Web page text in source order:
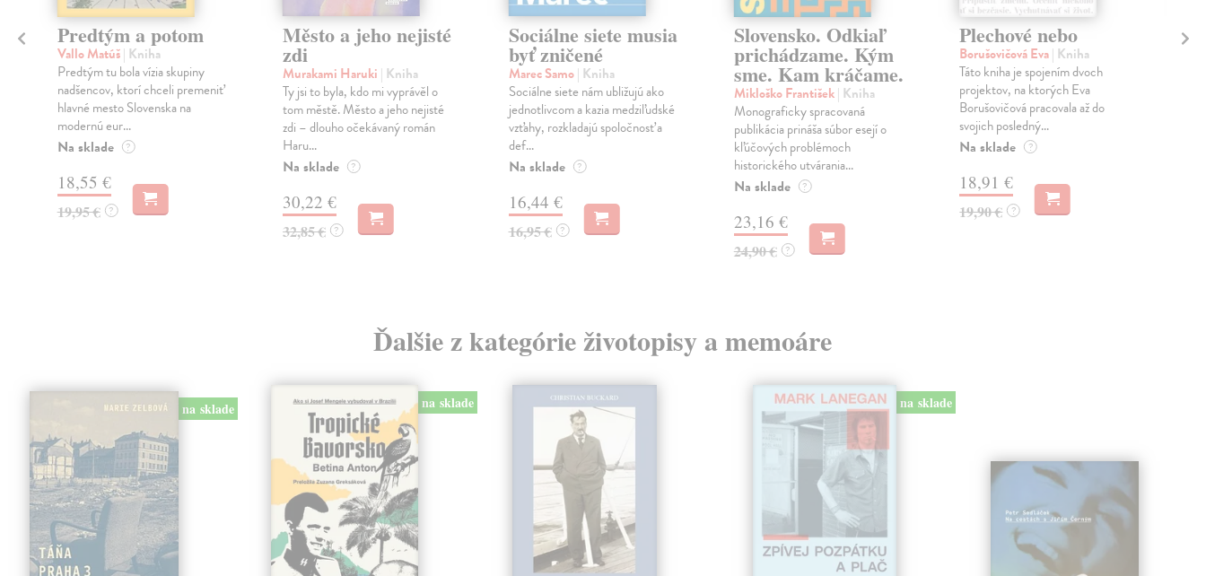
Predtým a potom
Vallo Matúš| Kniha
Predtým tu bola vízia skupiny
nadšencov, ktorí chceli premeniť
hlavné mesto Slovenska na
modernú eur...
Na sklade ?
18,55 €
19,95 € ?
Město a jeho nejisté
zdi
Murakami Haruki | Kniha
Ty jsi to byla, kdo mi vyprávěl o
tom městě. Město a jeho nejisté
zdi – dlouho očekávaný román
Haru...
Na sklade ?
30,22 €
32,85 € ?
Sociálne siete musia
byť zničené
Marec Samo| Kniha
Sociálne siete nám ubližujú ako
jednotlivcom a kazia medziľudské
vzťahy, rozkladajú spoločnosť a
def...
Na sklade ?
16,44 €
16,95 € ?
Slovensko. Odkiaľ
prichádzame. Kým
sme. Kam kráčame.
Mikloško František| Kniha
Monograficky spracovaná
publikácia prináša súbor esejí o
kľúčových problémoch
historického utvárania...
Na sklade ?
23,16 €
24,90 € ?
Plechové nebo
Borušovičová Eva| Kniha
Táto kniha je spojením dvoch
projektov, na ktorých Eva
Borušovičová pracovala až do
svojich posledný...
Na sklade ?
18,91 €
19,90 € ?
Ďalšie z kategórie životopisy a memoáre
na sklade na sklade na sklade